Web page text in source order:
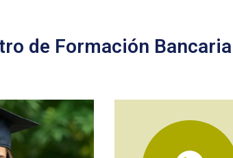
de Formación